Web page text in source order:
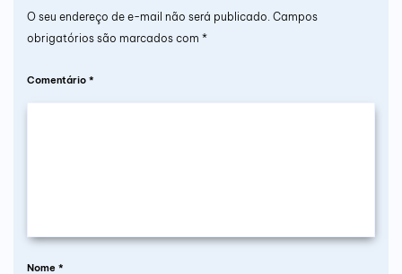
O seu endereço de e-mail não será publicado. Campos
obrigatórios são marcados com *
Comentário *
Nome *